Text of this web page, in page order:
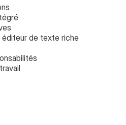
de texte riche